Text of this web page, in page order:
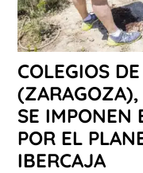
COLEGIOS
(ZARAGOZA),
SE IMPONEN
POR EL
IBERCAJA